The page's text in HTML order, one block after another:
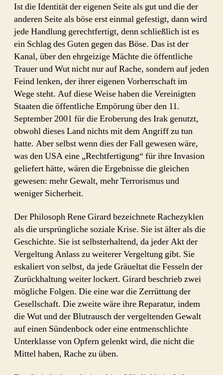
Ist die Identität der eigenen Seite als gut und die der
anderen Seite als böse erst einmal gefestigt, dann wird
jede Handlung gerechtfertigt, denn schließlich ist es
ein Schlag des Guten gegen das Böse. Das ist der
Kanal, über den ehrgeizige Mächte die öffentliche
Trauer und Wut nicht nur auf Rache, sondern auf jeden
Feind lenken, der ihrer eigenen Vorherrschaft im
Wege steht. Auf diese Weise haben die Vereinigten
Staaten die öffentliche Empörung über den 11.
September 2001 für die Eroberung des Irak genutzt,
obwohl dieses Land nichts mit dem Angriff zu tun
hatte. Aber selbst wenn dies der Fall gewesen wäre,
was den USA eine „Rechtfertigung“ für ihre Invasion
geliefert hätte, wären die Ergebnisse die gleichen
gewesen: mehr Gewalt, mehr Terrorismus und
weniger Sicherheit.
Der Philosoph Rene Girard bezeichnete Rachezyklen
als die ursprüngliche soziale Krise. Sie ist älter als die
Geschichte. Sie ist selbsterhaltend, da jeder Akt der
Vergeltung Anlass zu weiterer Vergeltung gibt. Sie
eskaliert von selbst, da jede Gräueltat die Fesseln der
Zurückhaltung weiter lockert. Girard beschrieb zwei
mögliche Folgen. Die eine war die Zerrüttung der
Gesellschaft. Die zweite wäre ihre Reparatur, indem
die Wut und der Blutrausch der vergeltenden Gewalt
auf einen Sündenbock oder eine entmenschlichte
Unterklasse von Opfern gelenkt wird, die nicht die
Mittel haben, Rache zu üben.